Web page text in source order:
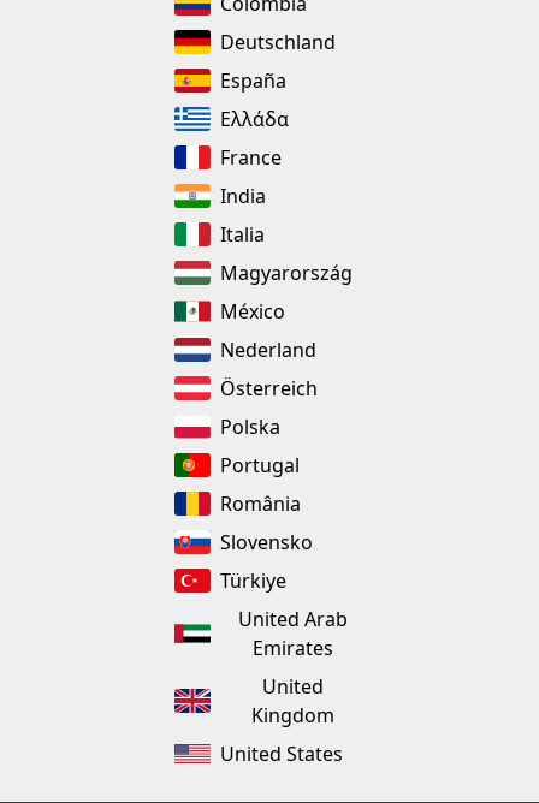
Deutschland
España
Ελλάδα
France
India
Italia
Magyarország
México
Nederland
Österreich
Polska
Portugal
România
Slovensko
Türkiye
United Arab
Emirates
United
Kingdom
United States